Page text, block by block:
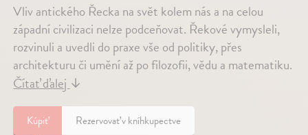
Vliv antického Řecka na svět kolem nás a na celou
západní civilizaci nelze podceňovat. Řekové vymysleli,
rozvinuli a uvedli do praxe vše od politiky, přes
architekturu či umění až po filozofii, vědu a matematiku.
Čítať ďalej ↓
Kúpiť Rezervovať v kníhkupectve